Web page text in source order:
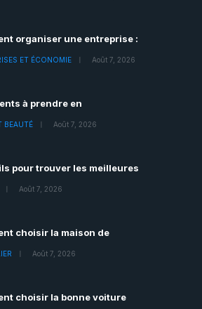
organiser une entreprise :
ET ÉCONOMIE Août 7, 2026
à prendre en
BEAUTÉ Août 7, 2026
pour trouver les meilleures
Août 7, 2026
choisir la maison de
Août 7, 2026
choisir la bonne voiture